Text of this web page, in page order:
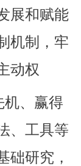
展和赋能
机制，牢
动权
、赢得
、工具等
础研究，